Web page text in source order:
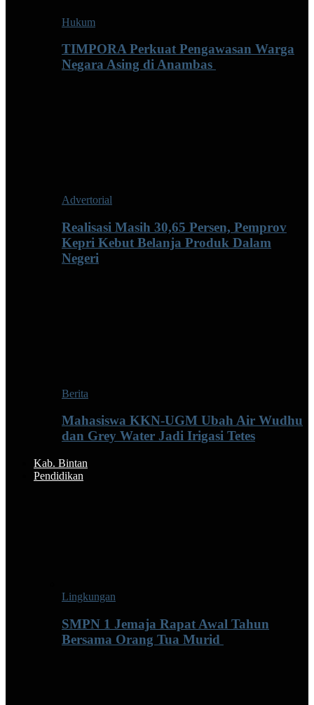
Hukum
TIMPORA Perkuat Pengawasan Warga
Negara Asing di Anambas ‎
Advertorial
Realisasi Masih 30,65 Persen, Pemprov
Kepri Kebut Belanja Produk Dalam
Negeri
Berita
Mahasiswa KKN-UGM Ubah Air Wudhu
dan Grey Water Jadi Irigasi Tetes
Kab. Bintan
Pendidikan
Lingkungan
SMPN 1 Jemaja Rapat Awal Tahun
Bersama Orang Tua Murid ‎